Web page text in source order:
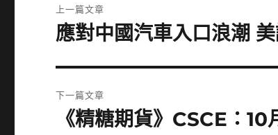
章
上一篇文章
上
篇
文
應對中國汽車入口浪潮
下一篇文章
下《精糖期貨》CSCE：